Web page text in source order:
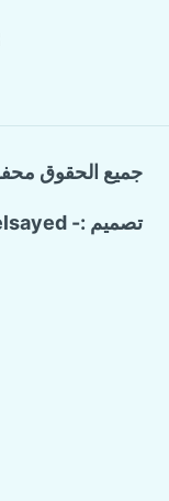
جميع الحقوق
تصميم :- monaelsayed